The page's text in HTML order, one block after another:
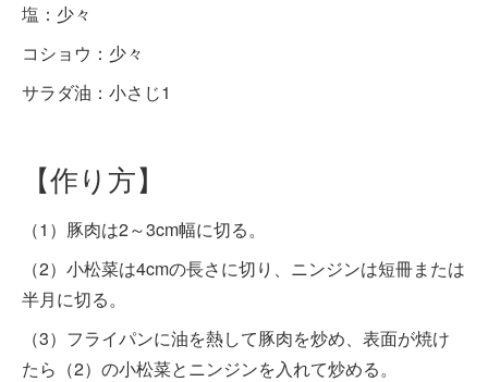
塩：少々
コショウ：少々
サラダ油：小さじ1
【作り方】
（1）豚肉は2～3cm幅に切る。
（2）小松菜は4cmの長さに切り、ニンジンは短冊または
半月に切る。
（3）フライパンに油を熱して豚肉を炒め、表面が焼け
たら（2）の小松菜とニンジンを入れて炒める。